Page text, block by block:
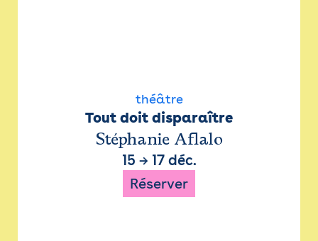
théâtre
Tout doit disparaître
Stéphanie Aflalo
15 → 17 déc.
Réserver